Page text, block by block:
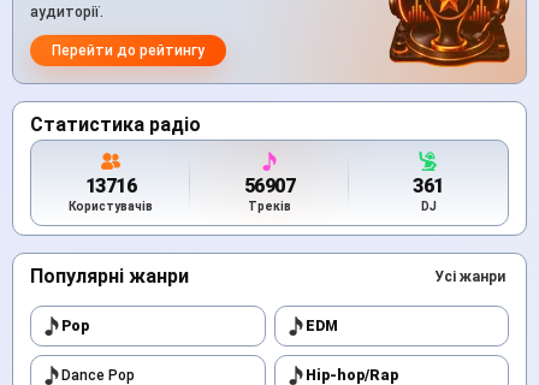
аудиторії.
Перейти до рейтингу
Статистика радіо
13716
Користувачів
56907
Треків
361
DJ
Популярні жанри Усі жанри
Pop EDM
Dance Pop Hip-hop/Rap